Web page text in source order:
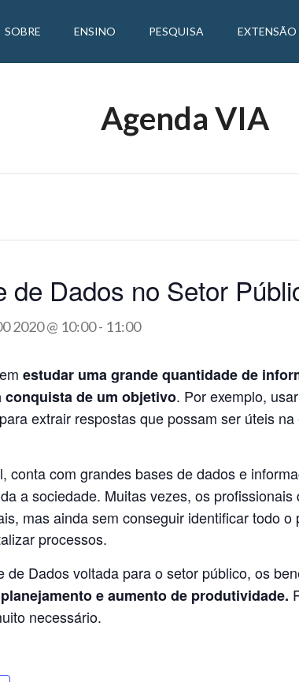
SOBRE ENSINO PESQUISA EXTENSÃO
Agenda VIA
de Dados no Setor
2020 @ 10:00- 11:00
estudar uma grande quantidade de
conquista de um objetivo. Por exemplo,
extrair respostas que possam ser úteis
conta com grandes bases de dados e
a sociedade. Muitas vezes, os
mas ainda sem conseguir identificar todo
processos.
de Dados voltada para o setor público, os
e aumento de produtividade.
necessário.